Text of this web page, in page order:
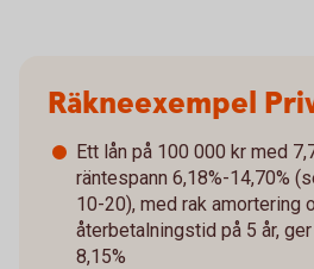
Räkneexempel
Ett lån på 100 000 kr med
räntespann 6,18%-14,70%
10-20), med rak amortering
återbetalningstid på 5 år,
8,15%